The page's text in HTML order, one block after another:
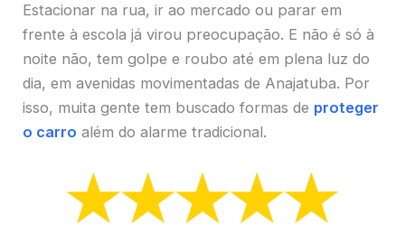
Estacionar na rua, ir ao mercado ou parar em
frente à escola já virou preocupação. E não é só à
noite não, tem golpe e roubo até em plena luz do
dia, em avenidas movimentadas de Anajatuba. Por
isso, muita gente tem buscado formas de proteger
o carro além do alarme tradicional.